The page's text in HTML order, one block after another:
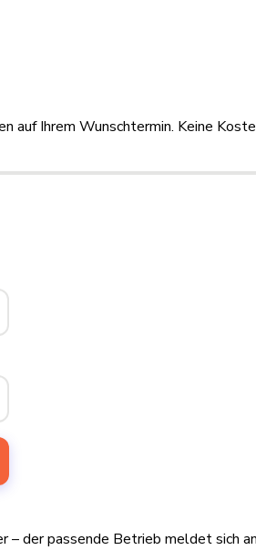
Ihrem Wunschtermin. Keine
der passende Betrieb meldet sich